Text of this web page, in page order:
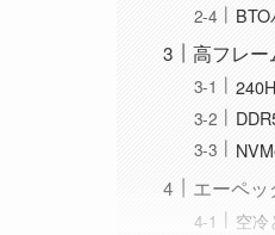
高フレ
エーペ
空冷